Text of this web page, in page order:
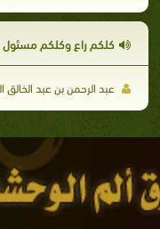
كلكم راع وكلكم مسئول
عبد الرحمن بن عبد